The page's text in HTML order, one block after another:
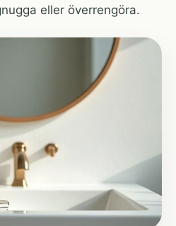
eller överrengöra.